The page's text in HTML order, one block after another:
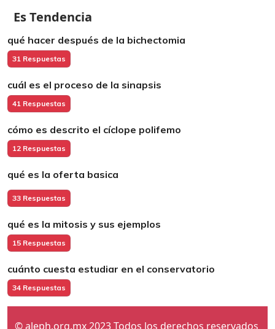
Es Tendencia
qué hacer después de la bichectomia
31 Respuestas
cuál es el proceso de la sinapsis
41 Respuestas
cómo es descrito el cíclope polifemo
12 Respuestas
qué es la oferta basica
33 Respuestas
qué es la mitosis y sus ejemplos
15 Respuestas
cuánto cuesta estudiar en el conservatorio
34 Respuestas
© aleph.org.mx 2023 Todos los derechos reservados